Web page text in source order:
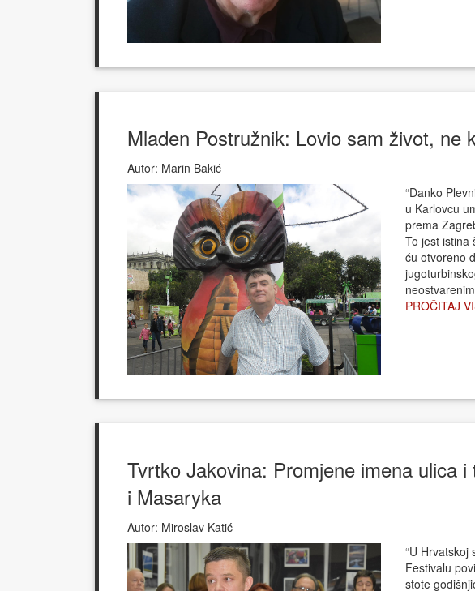
Mladen Postružnik: Lovio sam život, ne
Autor: Marin Bakić
“Danko
u Karlovcu
prema
To jest istina
ću otvoreno
PROČITAJ
Tvrtko Jakovina: Promjene imena ulica
i Masaryka
Autor: Miroslav Katić
“U Hrvatskoj
Festivalu
stote